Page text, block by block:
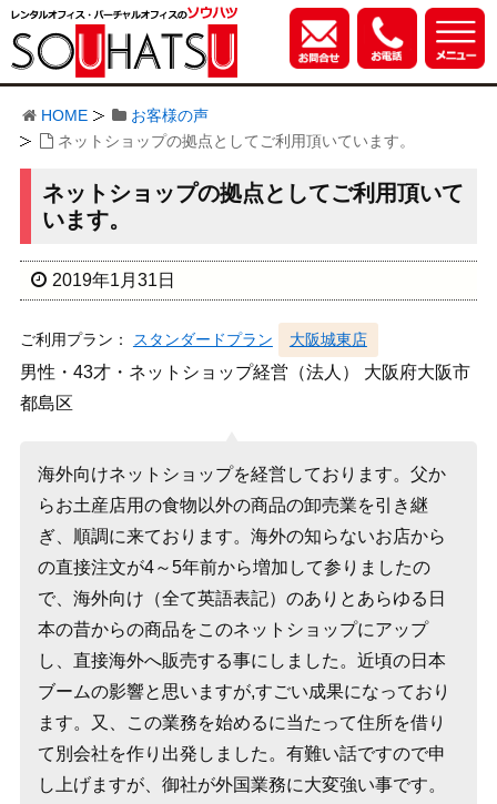
HOME
お客様の声
ネットショップの拠点としてご利用頂いています。
ネットショップの拠点としてご利用頂いて
います。
2019年1月31日
ご利用プラン： スタンダードプラン 大阪城東店
男性・43才・ネットショップ経営（法人） 大阪府大阪市
都島区
海外向けネットショップを経営しております。父か
らお土産店用の食物以外の商品の卸売業を引き継
ぎ、順調に来ております。海外の知らないお店から
の直接注文が4～5年前から増加して参りましたの
で、海外向け（全て英語表記）のありとあらゆる日
本の昔からの商品をこのネットショップにアップ
し、直接海外へ販売する事にしました。近頃の日本
ブームの影響と思いますが,すごい成果になっており
ます。又、この業務を始めるに当たって住所を借り
て別会社を作り出発しました。有難い話ですので申
し上げますが、御社が外国業務に大変強い事です。